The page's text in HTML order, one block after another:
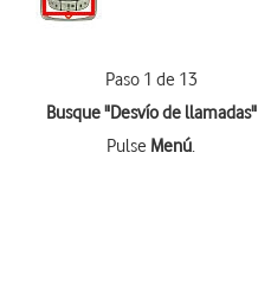
Paso 1 de 13
Busque "Desvío de llamadas"
Pulse Menú.